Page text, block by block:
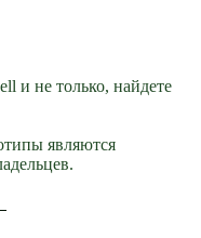
и не только, найдете
являются